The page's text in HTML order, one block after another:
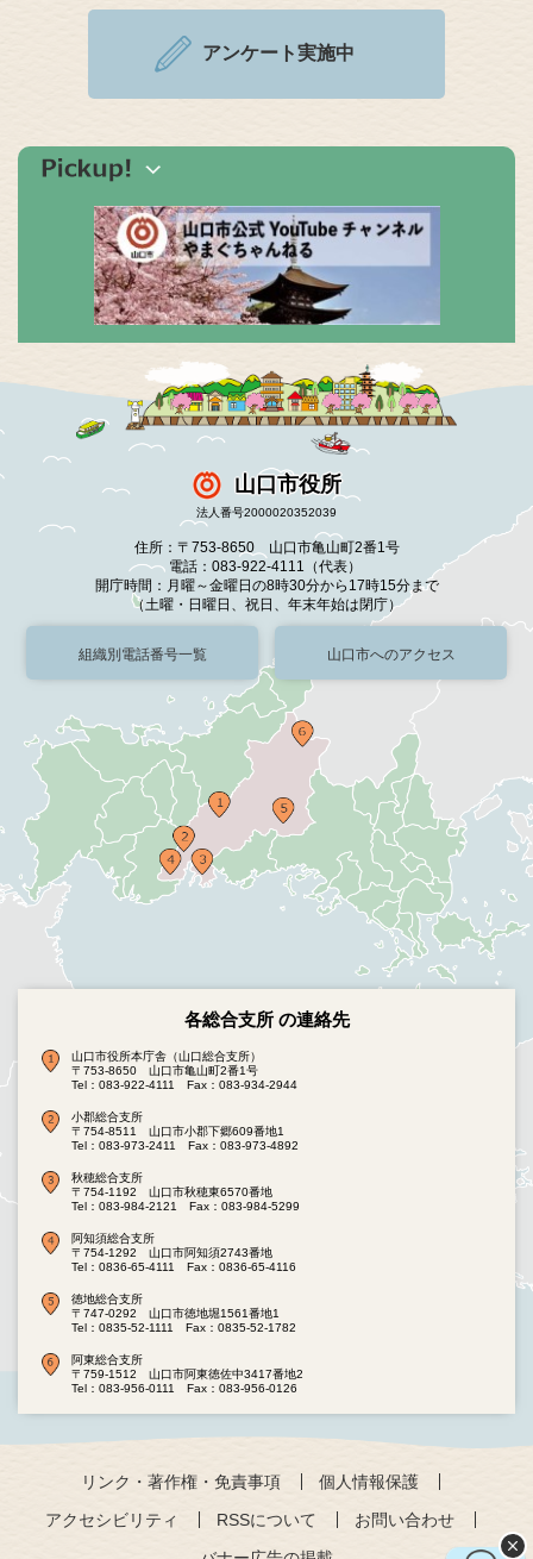
アンケート実施中
山口市役所
法人番号2000020352039
住所：〒753-8650 山口市亀山町2番1号
電話：083-922-4111（代表）
開庁時間：月曜～金曜日の8時30分から17時15分まで
（土曜・日曜日、祝日、年末年始は閉庁）
組織別電話番号一覧 山口市へのアクセス
各総合支所 の連絡先
山口市役所本庁舎（山口総合支所）
〒753-8650 山口市亀山町2番1号
Tel：083-922-4111
Fax：083-934-2944
小郡総合支所
〒754-8511 山口市小郡下郷609番地1
Tel：083-973-2411
Fax：083-973-4892
秋穂総合支所
〒754-1192 山口市秋穂東6570番地
Tel：083-984-2121
Fax：083-984-5299
阿知須総合支所
〒754-1292 山口市阿知須2743番地
Tel：0836-65-4111
Fax：0836-65-4116
徳地総合支所
〒747-0292 山口市徳地堀1561番地1
Tel：0835-52-1111
Fax：0835-52-1782
阿東総合支所
〒759-1512 山口市阿東徳佐中3417番地2
Tel：083-956-0111
Fax：083-956-0126
リンク・著作権・免責事項
個人情報保護
アクセシビリティ
RSSについて
お問い合わせ